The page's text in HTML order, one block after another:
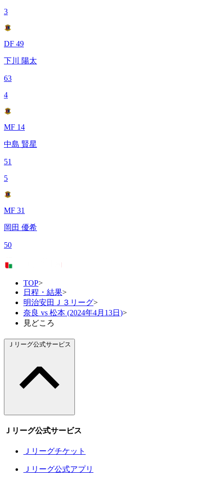
3
DF 49
下川 陽太
63
4
MF 14
中島 賢星
51
5
MF 31
岡田 優希
50
TOP>
日程・結果>
明治安田Ｊ３リーグ>
奈良 vs 松本 (2024年4月13日)>
見どころ
Ｊリーグ公式サービス
Ｊリーグ公式サービス
Ｊリーグチケット
Ｊリーグ公式アプリ